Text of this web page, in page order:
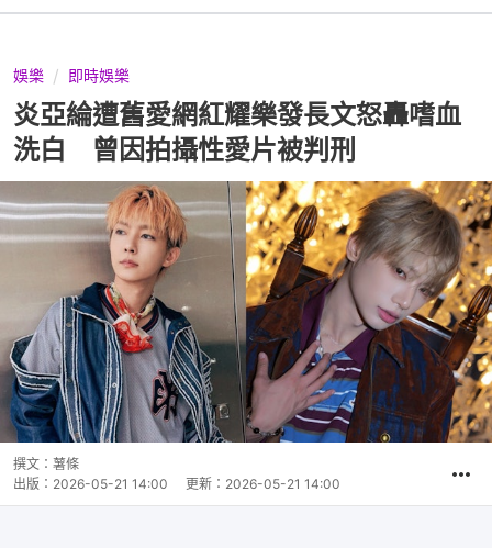
娛樂 即時娛樂
炎亞綸遭舊愛網紅耀樂發長文怒轟嗜血
洗白 曾因拍攝性愛片被判刑
撰文： 薯條
出版： 2026-05-21 14:00 更新： 2026-05-21 14:00